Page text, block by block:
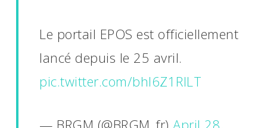
Le portail EPOS est officiellement
lancé depuis le 25 avril.
pic.twitter.com/bhl6Z1RILT
— BRGM (@BRGM_fr)April 28,